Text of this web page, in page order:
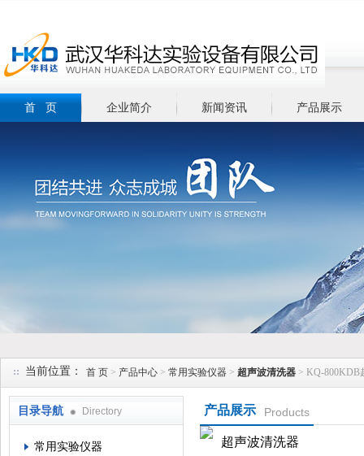
首 页 企业简介 新闻资讯 产品展示
当前位置： 首 页 > 产品中心 > 常用实验仪器 > 超声波清洗器 > KQ-800KDB
目录导航 Directory
常用实验仪器
产品展示 Products
超声波清洗器